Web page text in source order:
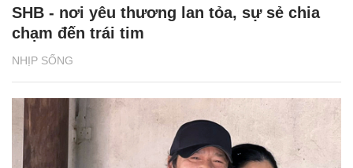
NHỊP SỐNG
SHB - nơi yêu thương lan tỏa, sự sẻ chia
chạm đến trái tim